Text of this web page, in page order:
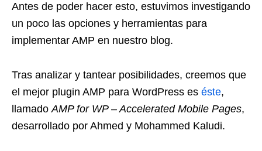
Antes de poder hacer esto, estuvimos investigando
un poco las opciones y herramientas para
implementar AMP en nuestro blog.
Tras analizar y tantear posibilidades, creemos que
el mejor plugin AMP para WordPress es éste,
llamadoAMP for WP – Accelerated Mobile Pages,
desarrollado por Ahmed y Mohammed Kaludi.